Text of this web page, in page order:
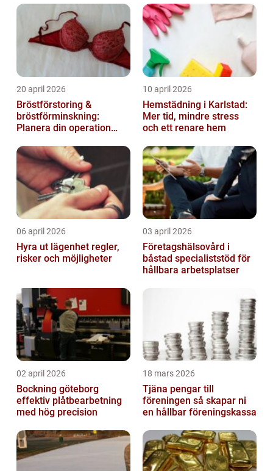
20 april 2026
Bröstförstoring &
bröstförminskning:
Planera din operation
10 april 2026
Hemstädning i Karlstad:
Mer tid, mindre stress
och ett renare hem
06 april 2026
Hyra ut lägenhet regler,
risker och möjligheter
03 april 2026
Företagshälsovård i
båstad specialiststöd för
hållbara arbetsplatser
02 april 2026
Bockning göteborg
effektiv plåtbearbetning
med hög precision
18 mars 2026
Tjäna pengar till
föreningen så skapar ni
en hållbar föreningskassa